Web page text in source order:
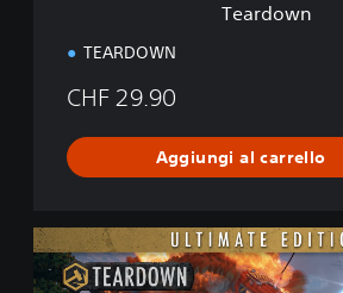
Teardown
TEARDOWN
CHF 29.90
Aggiungi al carrello
U
t